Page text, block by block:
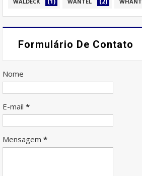
Formulário De Contato
Nome
E-mail *
Mensagem *